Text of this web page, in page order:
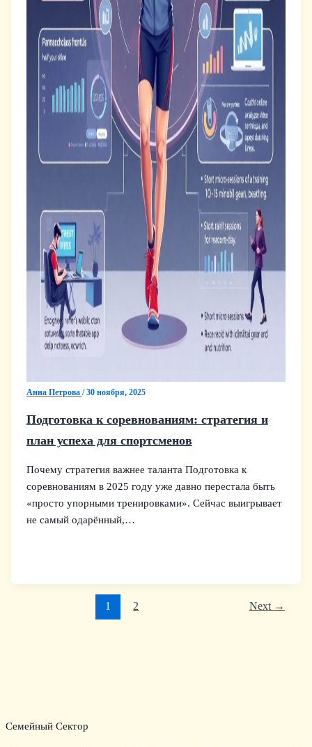
Анна Петрова /30 ноября, 2025
Подготовка к соревнованиям: стратегия и
план успеха для спортсменов
Почему стратегия важнее таланта Подготовка к
соревнованиям в 2025 году уже давно перестала быть
«просто упорными тренировками». Сейчас выигрывает
не самый одарённый,…
1 2 Next →
Семейный Сектор